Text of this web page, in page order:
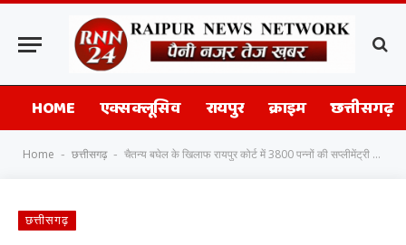
HOME एक्सक्लूसिव रायपुर क्राइम छत्तीसगढ़
Home - छत्तीसगढ़ - चैतन्य बघेल के खिलाफ रायपुर कोर्ट में 3800 पन्नों की सप्लीमेंट्री चार्जशीट पेश, सिंडिकेट के जरिये रकम उगाही के आरोप
छत्तीसगढ़